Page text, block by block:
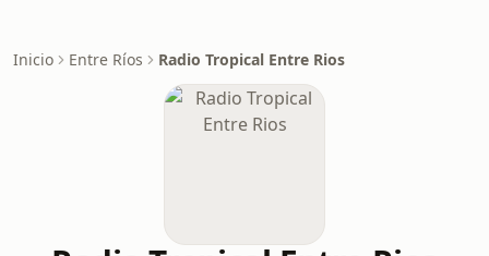
Inicio Entre Ríos Radio Tropical Entre Rios